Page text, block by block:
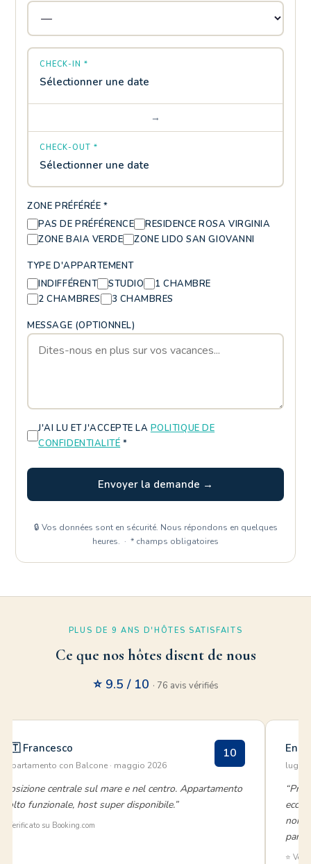
CHECK-IN *
Sélectionner une date
→
CHECK-OUT *
Sélectionner une date
ZONE PRÉFÉRÉE *
PAS DE PRÉFÉRENCE
RESIDENCE ROSA VIRGINIA
ZONE BAIA VERDE
ZONE LIDO SAN GIOVANNI
TYPE D'APPARTEMENT
INDIFFÉRENT
STUDIO
1 CHAMBRE
2 CHAMBRES
3 CHAMBRES
MESSAGE (OPTIONNEL)
J'AI LU ET J'ACCEPTE LA POLITIQUE DE
CONFIDENTIALITÉ *
Envoyer la demande →
🔒 Vos données sont en sécurité. Nous répondons en quelques
heures. · * champs obligatoires
PLUS DE 9 ANS D'HÔTES SATISFAITS
Ce que nos hôtes disent de nous
⭐ 9.5 / 10 · 76 avis vérifiés
🇮🇹 Francesco
Appartamento con Balcone · maggio 2026
10
“Posizione centrale sul mare e nel centro. Appartamento
molto funzionale, host super disponibile.”
✅ Verificato su Booking.com
luglio
non
⭐